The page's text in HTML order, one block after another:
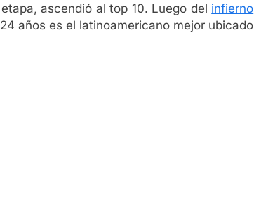
ascendió al top 10. Luego del infierno
años es el latinoamericano mejor ubicado